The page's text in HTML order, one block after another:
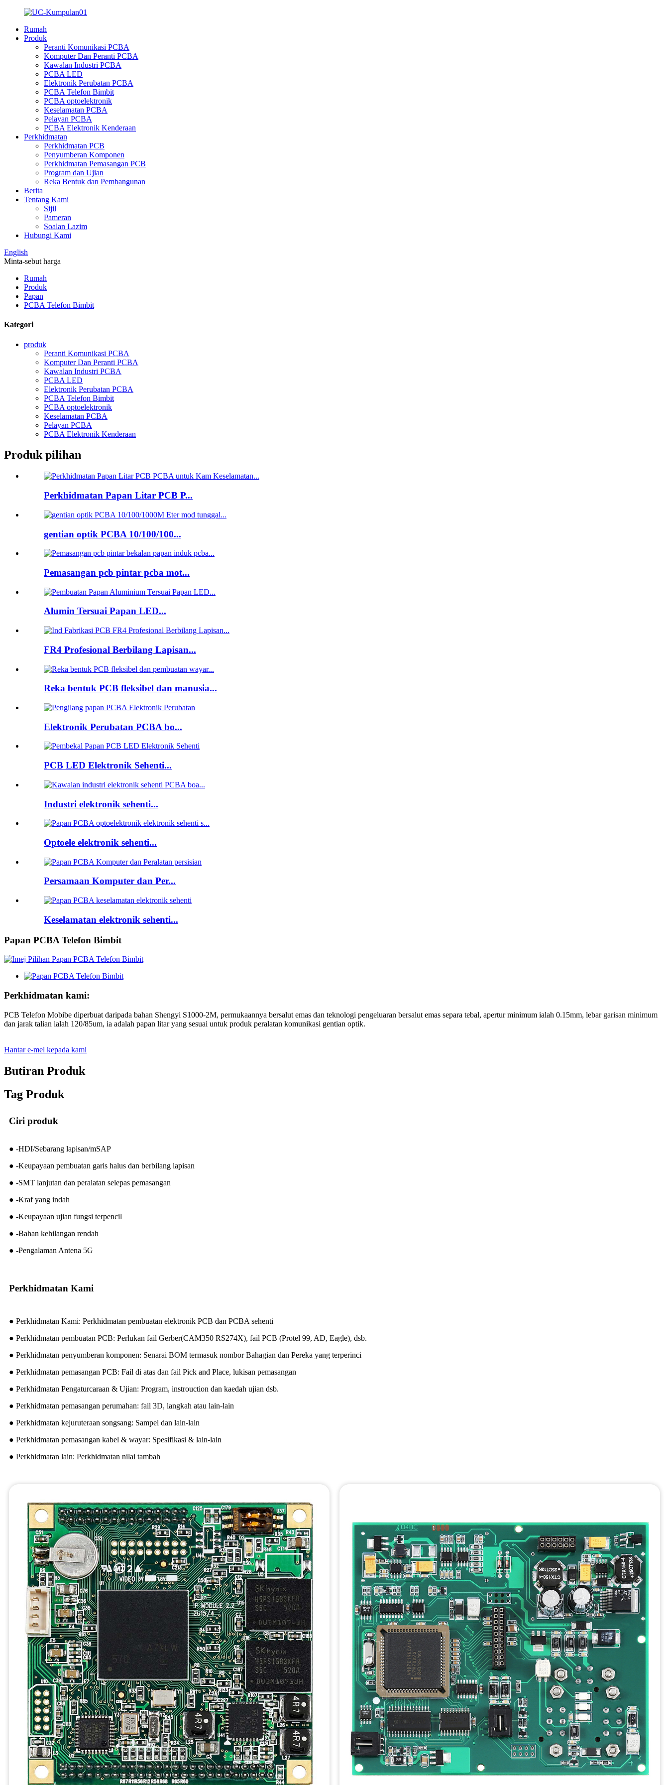
Rumah
Produk
Peranti Komunikasi PCBA
Komputer Dan Peranti PCBA
Kawalan Industri PCBA
PCBA LED
Elektronik Perubatan PCBA
PCBA Telefon Bimbit
PCBA optoelektronik
Keselamatan PCBA
Pelayan PCBA
PCBA Elektronik Kenderaan
Perkhidmatan
Perkhidmatan PCB
Penyumberan Komponen
Perkhidmatan Pemasangan PCB
Program dan Ujian
Reka Bentuk dan Pembangunan
Berita
Tentang Kami
Sijil
Pameran
Soalan Lazim
Hubungi Kami
English
Minta-sebut harga
Rumah
Produk
Papan
PCBA Telefon Bimbit
Kategori
produk
Peranti Komunikasi PCBA
Komputer Dan Peranti PCBA
Kawalan Industri PCBA
PCBA LED
Elektronik Perubatan PCBA
PCBA Telefon Bimbit
PCBA optoelektronik
Keselamatan PCBA
Pelayan PCBA
PCBA Elektronik Kenderaan
Produk pilihan
Perkhidmatan Papan Litar PCB P...
gentian optik PCBA 10/100/100...
Pemasangan pcb pintar pcba mot...
Alumin Tersuai Papan LED...
FR4 Profesional Berbilang Lapisan...
Reka bentuk PCB fleksibel dan manusia...
Elektronik Perubatan PCBA bo...
PCB LED Elektronik Sehenti...
Industri elektronik sehenti...
Optoele elektronik sehenti...
Persamaan Komputer dan Per...
Keselamatan elektronik sehenti...
Papan PCBA Telefon Bimbit
Perkhidmatan kami:
PCB Telefon Mobibe diperbuat daripada bahan Shengyi S1000-2M, permukaannya bersalut emas dan teknologi pengeluaran bersalut emas separa tebal, apertur minimum ialah 0.15mm, lebar garisan minimum
dan jarak talian ialah 120/85um, ia adalah papan litar yang sesuai untuk produk peralatan komunikasi gentian optik.
Hantar e-mel kepada kami
Butiran Produk
Tag Produk
Ciri produk
● -HDI/Sebarang lapisan/mSAP
● -Keupayaan pembuatan garis halus dan berbilang lapisan
● -SMT lanjutan dan peralatan selepas pemasangan
● -Kraf yang indah
● -Keupayaan ujian fungsi terpencil
● -Bahan kehilangan rendah
● -Pengalaman Antena 5G
Perkhidmatan Kami
● Perkhidmatan Kami: Perkhidmatan pembuatan elektronik PCB dan PCBA sehenti
● Perkhidmatan pembuatan PCB: Perlukan fail Gerber(CAM350 RS274X), fail PCB (Protel 99, AD, Eagle), dsb.
● Perkhidmatan penyumberan komponen: Senarai BOM termasuk nombor Bahagian dan Pereka yang terperinci
● Perkhidmatan pemasangan PCB: Fail di atas dan fail Pick and Place, lukisan pemasangan
● Perkhidmatan Pengaturcaraan & Ujian: Program, instrouction dan kaedah ujian dsb.
● Perkhidmatan pemasangan perumahan: fail 3D, langkah atau lain-lain
● Perkhidmatan kejuruteraan songsang: Sampel dan lain-lain
● Perkhidmatan pemasangan kabel & wayar: Spesifikasi & lain-lain
● Perkhidmatan lain: Perkhidmatan nilai tambah